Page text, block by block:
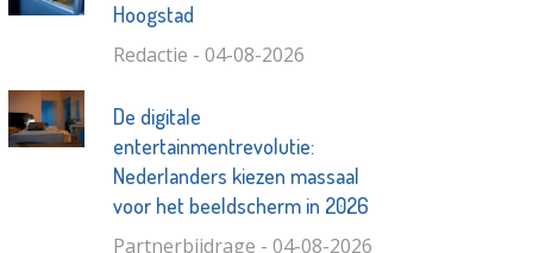
Hoogstad
Redactie - 04-08-2026
De digitale
entertainmentrevolutie:
Nederlanders kiezen massaal
voor het beeldscherm in 2026
Partnerbijdrage - 04-08-2026